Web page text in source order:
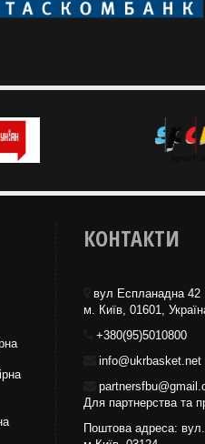
КОНТАКТИ
вул Еспланадна 42
м. Київ, 01601,
+380(95)5010800
info@ukrbasket.net
Для партнерства та
Поштова адреса: